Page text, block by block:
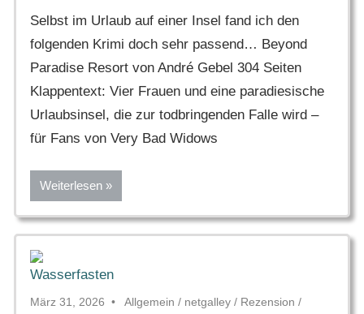
Selbst im Urlaub auf einer Insel fand ich den
folgenden Krimi doch sehr passend… Beyond
Paradise Resort von André Gebel 304 Seiten
Klappentext: Vier Frauen und eine paradiesische
Urlaubsinsel, die zur todbringenden Falle wird –
für Fans von Very Bad Widows
Weiterlesen
März 31, 2026 Allgemein / netgalley / Rezension /